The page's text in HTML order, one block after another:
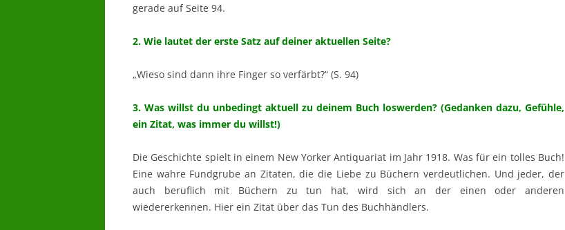
gerade auf Seite 94.
2. Wie lautet der erste Satz auf deiner aktuellen Seite?
„Wieso sind dann ihre Finger so verfärbt?“ (S. 94)
3. Was willst du unbedingt aktuell zu deinem Buch loswerden? (Gedanken dazu, Gefühle,
ein Zitat, was immer du willst!)
Die Geschichte spielt in einem New Yorker Antiquariat im Jahr 1918. Was für ein tolles Buch!
Eine wahre Fundgrube an Zitaten, die die Liebe zu Büchern verdeutlichen. Und jeder, der
auch beruflich mit Büchern zu tun hat, wird sich an der einen oder anderen
wiedererkennen. Hier ein Zitat über das Tun des Buchhändlers.